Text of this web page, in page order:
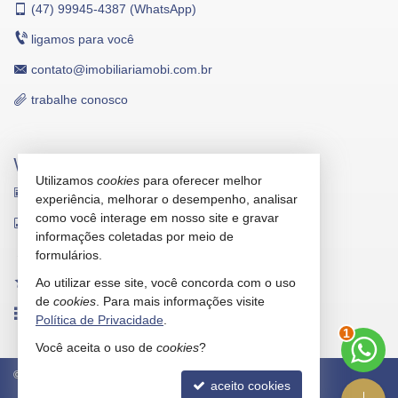
(47) 99945-4387 (WhatsApp)
ligamos para você
contato@imobiliariamobi.com.br
trabalhe conosco
VEJA MAIS
receba nosso newsletter
indicadores financeiros
cadastre seu imóvel
imóveis favoritos
mapa de imóveis
© Política de Privacidade
1
Utilizamos cookies para oferecer melhor
experiência, melhorar o desempenho, analisar
como você interage em nosso site e gravar
informações coletadas por meio de
formulários.
Ao utilizar esse site, você concorda com o uso
de cookies . Para mais informações visite
Política de Privacidade
Você aceita o uso de cookies?
aceito cookies